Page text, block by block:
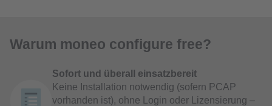
Warum moneo configure free?
Sofort und überall einsatzbereit
Keine Installation notwendig (sofern PCAP
vorhanden ist), ohne Login oder Lizensierung –